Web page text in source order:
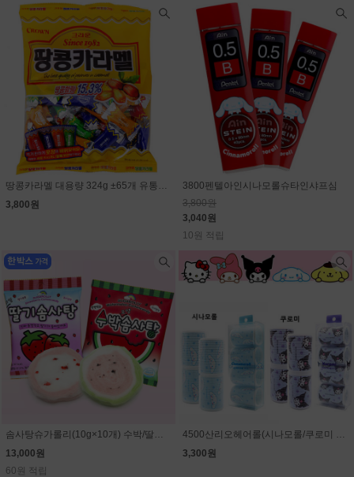
땅콩카라멜 대용량 324g ±65개 유통기한 임박할인(9월11일)
3,800원
3800펜텔아인시나모롤슈타인샤프심
3,800원
3,040원
10원 적립
솜사탕슈가롤리(10g×10개) 수박/딸기 선택 (1개 1300원)
13,000원
60원 적립
4500산리오헤어롤(시나모롤/쿠로미 선택)
3,300원